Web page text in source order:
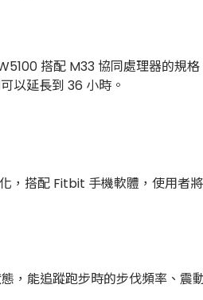
搭配 M33 協同處理器的規
以延長到 36 小時。
搭配 Fitbit 手機軟體，使用
，能追蹤跑步時的步伐頻率、